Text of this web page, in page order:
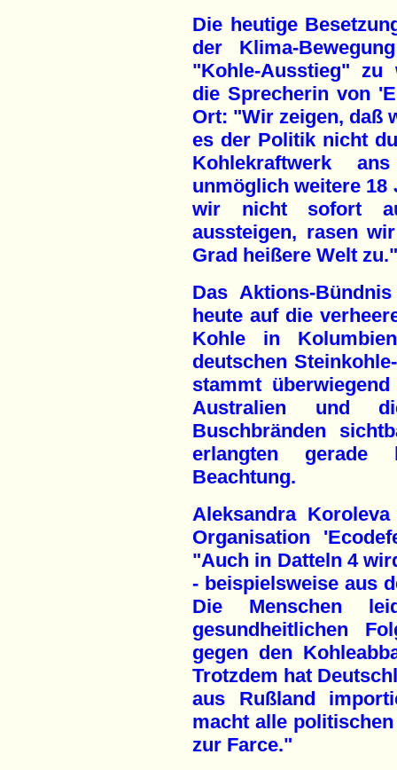
Die heutige
der Klima-
"Kohle-Ausstieg" zu
die Sprecherin von
Ort: "Wir zeigen, daß
es der Politik nicht
Kohlekraftwerk
unmöglich weitere 18
wir nicht sofort
aussteigen, rasen
Grad heißere Welt zu."
Das Aktions-
heute auf die
Kohle in
deutschen
stammt
Australien und
Buschbränden
erlangten gerade
Beachtung.
Aleksandra
Organisation
"Auch in Datteln 4
- beispielsweise aus
Die Menschen
gesundheitlichen
gegen den
Trotzdem hat
aus Rußland
macht alle
zur Farce."